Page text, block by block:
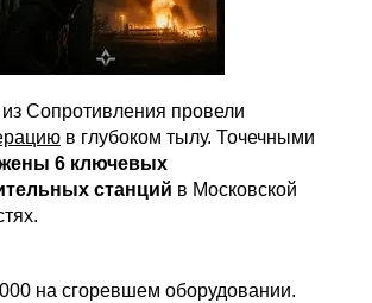
Сопротивления провели
в глубоком тылу. Точечными
6 ключевых
станций в Московской
на сгоревшем оборудовании.